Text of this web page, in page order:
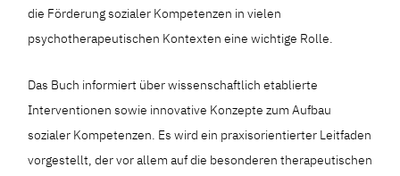
die Förderung sozialer Kompetenzen in vielen
psychotherapeutischen Kontexten eine wichtige Rolle.
Das Buch informiert über wissenschaftlich etablierte
Interventionen sowie innovative Konzepte zum Aufbau
sozialer Kompetenzen. Es wird ein praxisorientierter Leitfaden
vorgestellt, der vor allem auf die besonderen therapeutischen